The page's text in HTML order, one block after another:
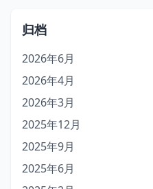
归档
2026年6月
2026年4月
2026年3月
2025年12月
2025年9月
2025年6月